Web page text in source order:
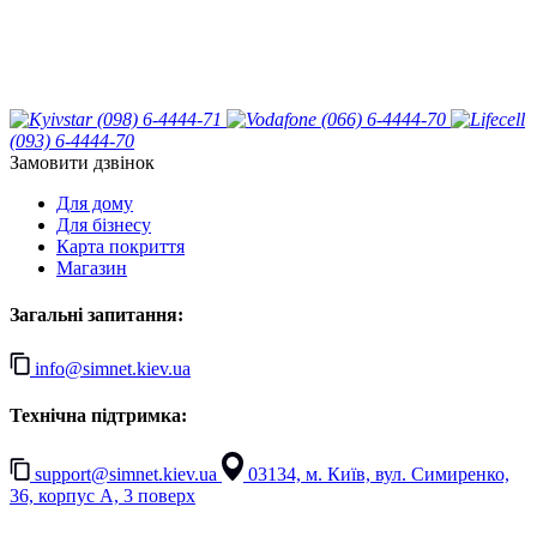
(098) 6-4444-71
(066) 6-4444-70
(093) 6-4444-70
Замовити дзвінок
Для дому
Для бізнесу
Карта покриття
Магазин
Загальні запитання:
info@simnet.kiev.ua
Технічна підтримка:
support@simnet.kiev.ua
03134, м. Київ, вул. Симиренко,
36, корпус А, 3 поверх